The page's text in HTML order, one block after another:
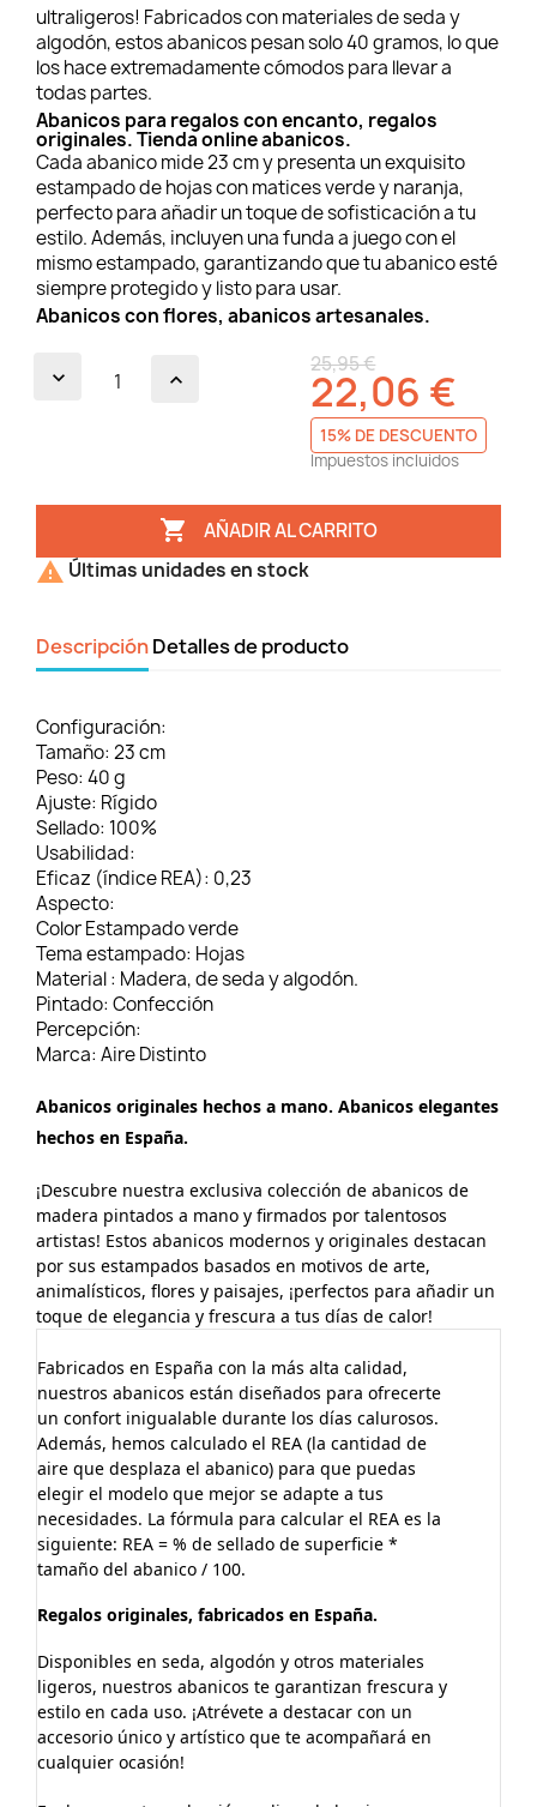
ultraligeros! Fabricados con materiales de seda y
algodón, estos abanicos pesan solo 40 gramos, lo que
los hace extremadamente cómodos para llevar a
todas partes.
Abanicos para regalos con encanto, regalos
originales. Tienda online abanicos.
Cada abanico mide 23 cm y presenta un exquisito
estampado de hojas con matices verde y naranja,
perfecto para añadir un toque de sofisticación a tu
estilo. Además, incluyen una funda a juego con el
mismo estampado, garantizando que tu abanico esté
siempre protegido y listo para usar.
Abanicos con flores, abanicos artesanales.
25,95 €
22,06 €
15% DE DESCUENTO
Impuestos incluidos
 AÑADIR AL CARRITO
 Últimas unidades en stock
DescripciónDetalles de producto
Configuración:
Tamaño: 23 cm
Peso: 40 g
Ajuste: Rígido
Sellado: 100%
Usabilidad:
Eficaz (índice REA): 0,23
Aspecto:
ColorEstampado verde
Tema estampado: Hojas
Material : Madera, de seda y algodón.
Pintado: Confección
Percepción:
Marca: Aire Distinto
Abanicos originales hechos a mano. Abanicos elegantes
hechos en España.
¡Descubre nuestra exclusiva colección de abanicos de
madera pintados a mano y firmados por talentosos
artistas! Estos abanicos modernos y originales destacan
por sus estampados basados en motivos de arte,
animalísticos, flores y paisajes, ¡perfectos para añadir un
toque de elegancia y frescura a tus días de calor!
Fabricados en España con la más alta calidad,
nuestros abanicos están diseñados para ofrecerte
un confort inigualable durante los días calurosos.
Además, hemos calculado el REA (la cantidad de
aire que desplaza el abanico) para que puedas
elegir el modelo que mejor se adapte a tus
necesidades. La fórmula para calcular el REA es la
siguiente: REA = % de sellado de superficie *
tamaño del abanico / 100.
Regalos originales, fabricados en España.
Disponibles en seda, algodón y otros materiales
ligeros, nuestros abanicos te garantizan frescura y
estilo en cada uso. ¡Atrévete a destacar con un
accesorio único y artístico que te acompañará en
cualquier ocasión!